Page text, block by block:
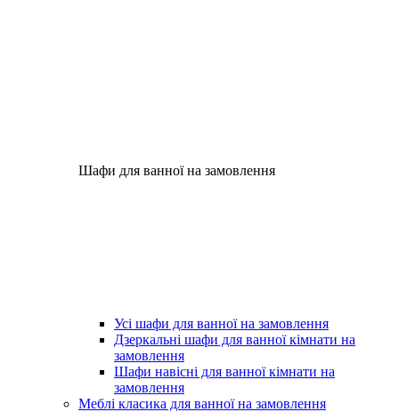
Шафи для ванної на замовлення
Усі шафи для ванної на замовлення
Дзеркальні шафи для ванної кімнати на
замовлення
Шафи навісні для ванної кімнати на
замовлення
Меблі класика для ванної на замовлення